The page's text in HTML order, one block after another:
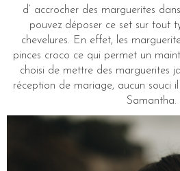
d’ accrocher des marguerites
pouvez déposer ce set sur tout
chevelures. En effet, les
pinces croco ce qui permet un
choisi de mettre des marguerites
réception de mariage, aucun souci
Samantha.